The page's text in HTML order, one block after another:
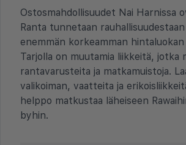
Ostosmahdollisuudet Nai Harnissa
Ranta tunnetaan
enemmän korkeamman
Tarjolla on muutamia liikkeitä, jotka
rantavarusteita ja matkamuistoja.
valikoiman, vaatteita ja
helppo matkustaa läheiseen
byhin.